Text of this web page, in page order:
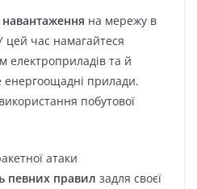
на мережу в
цей час намагайтеся
електроприладів та й
енергоощадні прилади.
побутової
атаки
певних правил задля своєї